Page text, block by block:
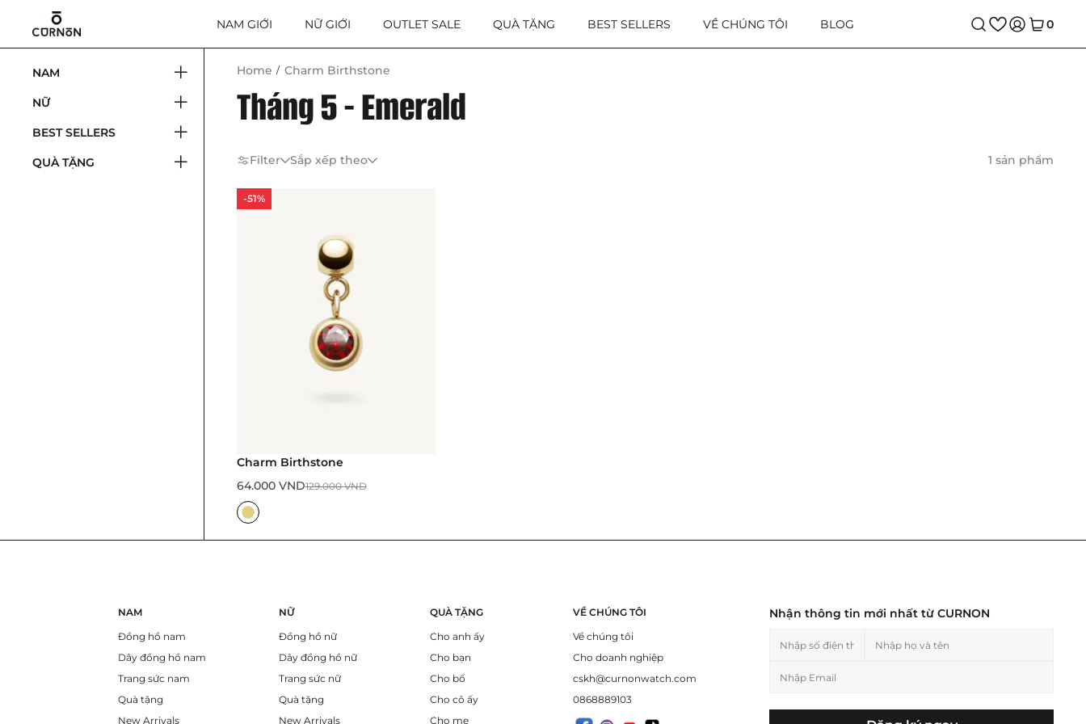
NAM GIỚI NỮ GIỚI OUTLET SALE QUÀ TẶNG BEST SELLERS VỀ CHÚNG TÔI BLOG 0
NAM
NỮ
BEST SELLERS
QUÀ TẶNG
Home Charm Birthstone
Tháng 5 - Emerald
Filter Sắp xếp theo 1 sản phẩm
-51%
Charm Birthstone
129.000VND
64.000 VND
NAM
Đồng hồ nam
Dây đồng hồ nam
Trang sức nam
Quà tặng
New Arrivals
NỮ
Đồng hồ nữ
Dây đồng hồ nữ
Trang sức nữ
Quà tặng
New Arrivals
QUÀ TẶNG
Cho anh ấy
Cho bạn
Cho bố
Cho cô ấy
Cho mẹ
VỀ CHÚNG TÔI
Về chúng tôi
Cho doanh nghiệp
cskh@curnonwatch.com
0868889103
Nhận thông tin mới nhất từ CURNON